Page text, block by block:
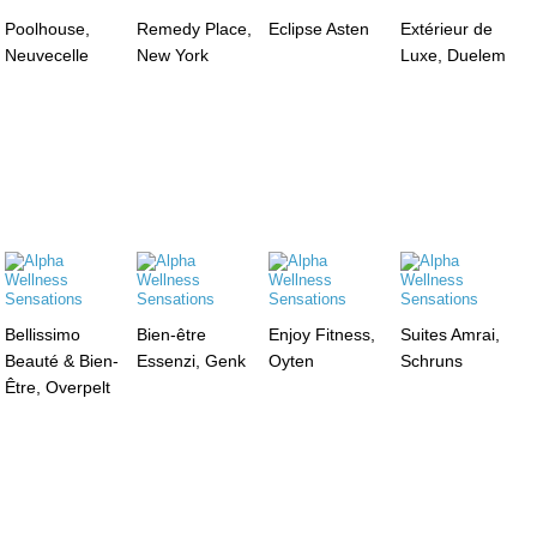
Poolhouse,
Neuvecelle
Remedy Place,
New York
Eclipse Asten
Extérieur de
Luxe, Duelem
Bellissimo
Beauté & Bien-
Être, Overpelt
Bien-être
Essenzi, Genk
Enjoy Fitness,
Oyten
Suites Amrai,
Schruns